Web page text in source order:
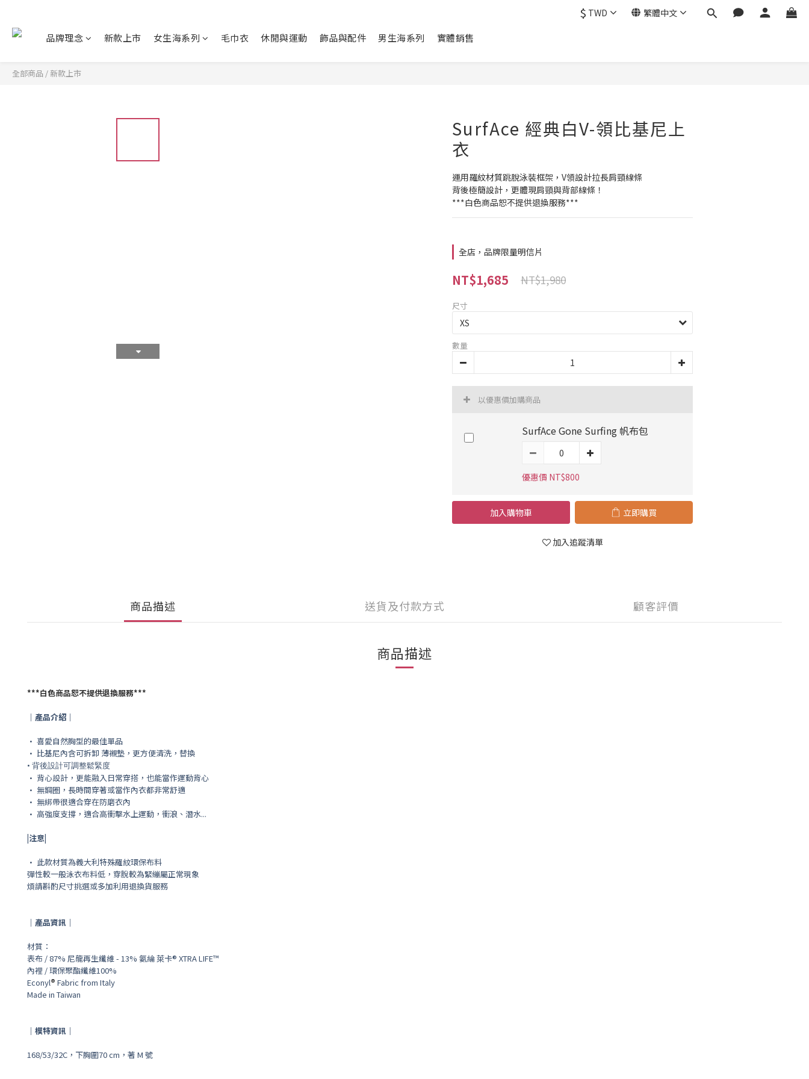
$ TWD 繁體中文
品牌理念 新款上市 女生海系列 毛巾衣 休閒與運動 飾品與配件 男生海系列 實體銷售
全部商品 /新款上市
SurfAce 經典白V-領比基尼上
衣
運用羅紋材質跳脫泳裝框架，V領設計拉長肩頸線條
背後極簡設計，更體現肩頸與背部線條！
***白色商品恕不提供退換服務***
全店，品牌限量明信片
NT$1,685 NT$1,980
尺寸
數量
以優惠價加購商品
SurfAce Gone Surfing 帆布包
優惠價 NT$800
加入購物車 立即購買
加入追蹤清單
商品描述 送貨及付款方式 顧客評價
商品描述
***白色商品恕不提供退換服務***
｜產品介紹｜
• 喜愛自然胸型的最佳單品
• 比基尼內含可拆卸 薄襯墊，更方便清洗，替換
• 背後設計可調整鬆緊度
• 背心設計，更能融入日常穿搭，也能當作運動背心
• 無鋼圈，長時間穿著或當作內衣都非常舒適
• 無綁帶很適合穿在防磨衣內
• 高強度支撐，適合高衝擊水上運動，衝浪、潛水...
|注意|
• 此款材質為義大利特殊羅紋環保布料
彈性較一般泳衣布料低，穿脫較為緊繃屬正常現象
煩請斟酌尺寸挑選或多加利用退換貨服務
｜產品資訊｜
材質：
表布 /87% 尼龍再生纖維 - 13% 氨綸 萊卡® XTRA LIFE™
內裡 / 環保聚酯纖維100%
Econyl® Fabric from Italy
Made in Taiwan
｜模特資訊｜
168/53/32C，下胸圍70 cm ， 著 M 號